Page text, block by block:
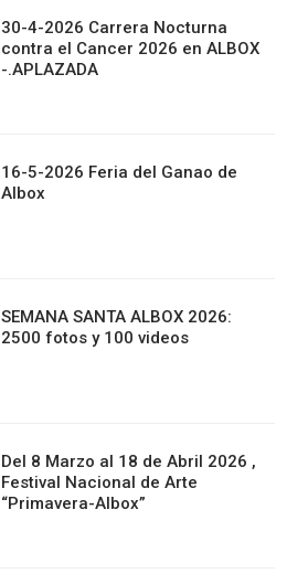
30-4-2026 Carrera Nocturna
contra el Cancer 2026 en ALBOX
-.APLAZADA
16-5-2026 Feria del Ganao de
Albox
SEMANA SANTA ALBOX 2026:
2500 fotos y 100 videos
Del 8 Marzo al 18 de Abril 2026 ,
Festival Nacional de Arte
“Primavera-Albox”